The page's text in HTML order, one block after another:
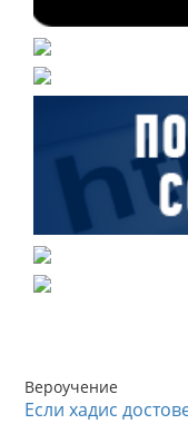
Вероучение
Если хадис